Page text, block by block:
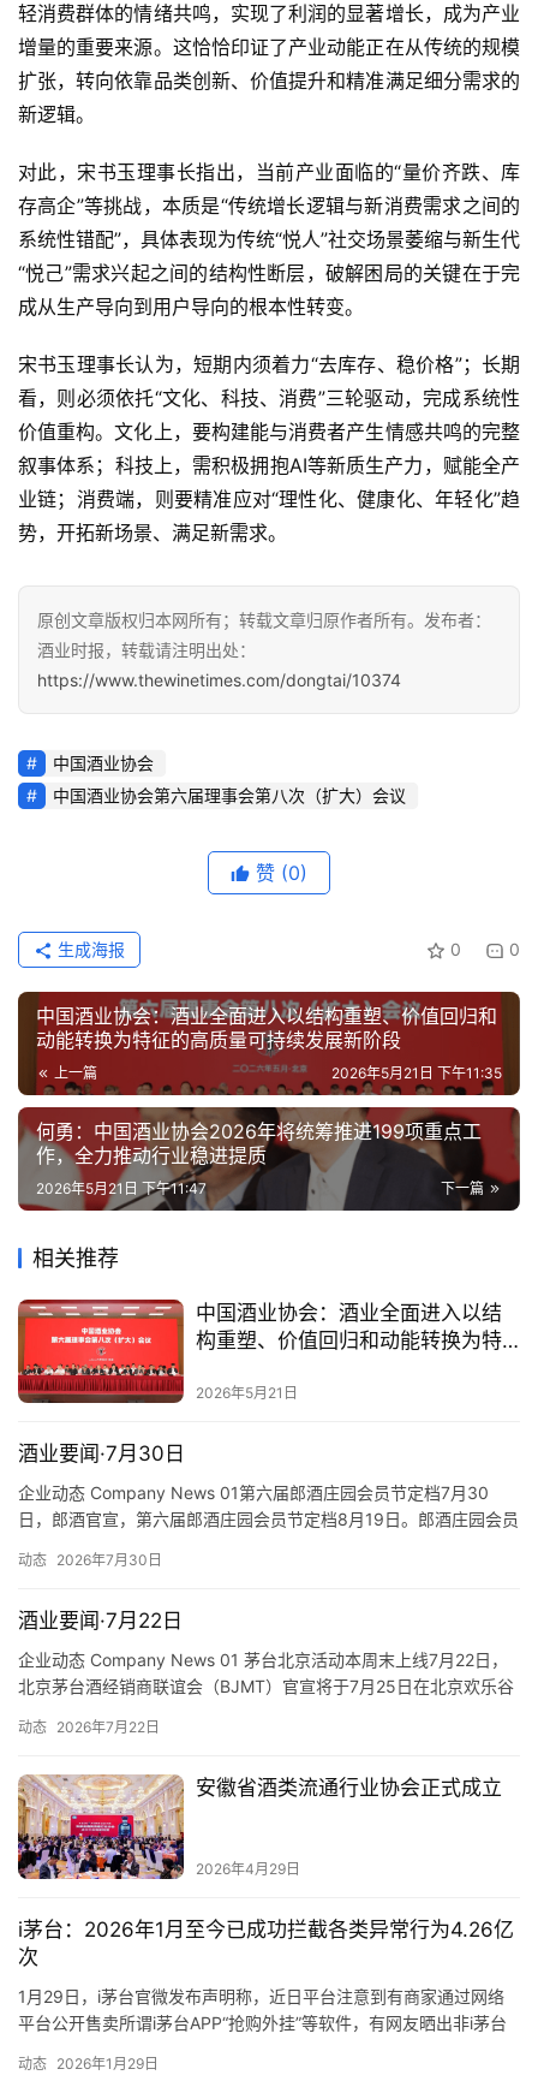
公
司
深
人
物
酒
活
动
动
态
视
频
注册
轻消费群体的情绪共鸣，实现了利润的显著增长，成为产业
增量的重要来源。这恰恰印证了产业动能正在从传统的规模
扩张，转向依靠品类创新、价值提升和精准满足细分需求的
新逻辑。
对此，宋书玉理事长指出，当前产业面临的“量价齐跌、库
存高企”等挑战，本质是“传统增长逻辑与新消费需求之间的
系统性错配”，具体表现为传统“悦人”社交场景萎缩与新生代
“悦己”需求兴起之间的结构性断层，破解困局的关键在于完
成从生产导向到用户导向的根本性转变。
宋书玉理事长认为，短期内须着力“去库存、稳价格”；长期
看，则必须依托“文化、科技、消费”三轮驱动，完成系统性
价值重构。文化上，要构建能与消费者产生情感共鸣的完整
叙事体系；科技上，需积极拥抱AI等新质生产力，赋能全产
业链；消费端，则要精准应对“理性化、健康化、年轻化”趋
势，开拓新场景、满足新需求。
原创文章版权归本网所有；转载文章归原作者所有。发布者：
酒业时报，转载请注明出处：
https://www.thewinetimes.com/dongtai/10374
中国酒业协会
中国酒业协会第六届理事会第八次（扩大）会议
赞 (0)
0 0
生成海报
中国酒业协会：酒业全面进入以结构重塑、价值回归和
动能转换为特征的高质量可持续发展新阶段
上一篇 2026年5月21日 下午11:35
何勇：中国酒业协会2026年将统筹推进199项重点工
作，全力推动行业稳进提质
下一篇
2026年5月21日 下午11:47
相关推荐
中国酒业协会：酒业全面进入以结
构重塑、价值回归和动能转换为特
2026年5月21日
酒业要闻·7月30日
企业动态 Company News 01第六届郎酒庄园会员节定档7月30
日，郎酒官宣，第六届郎酒庄园会员节定档8月19日。郎酒庄园会员
验，依托顶级专家学者输出洞见与智慧，为郎酒庄园会员赋能和创
Scheduled…
动态 2026年7月30日
酒业要闻·7月22日
企业动态 Company News 01 茅台北京活动本周末上线7月22日，
北京茅台酒经销商联谊会（BJMT）官宣将于7月25日在北京欢乐谷
to Launch This WeekendOn July 22, the Beijing Moutai
动态 2026年7月22日
安徽省酒类流通行业协会正式成立
2026年4月29日
i茅台：2026年1月至今已成功拦截各类异常行为4.26亿
次
1月29日，i茅台官微发布声明称，近日平台注意到有商家通过网络
平台公开售卖所谓i茅台APP“抢购外挂”等软件，有网友晒出非i茅台
平的市场秩序造成了不良社会影响，涉嫌违反《中华人民共和国民
动态 2026年1月29日